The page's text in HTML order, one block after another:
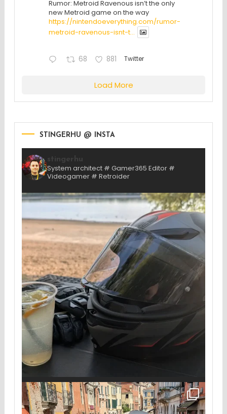
Rumor: Metroid Ravenous isn’t the only
new Metroid game on the way
https://nintendoeverything.com/rumor-
metroid-ravenous-isnt-t...
68 881 Twitter
Load More
STINGERHU @ INSTA
System architect # Gamer365 Editor #
Videogamer # Retroider